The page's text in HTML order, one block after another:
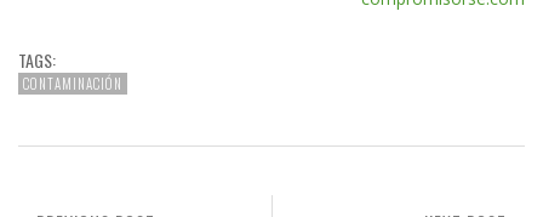
TAGS:
CONTAMINACIÓN